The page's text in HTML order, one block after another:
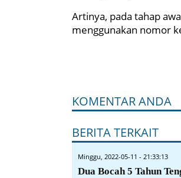
Artinya, pada tahap
menggunakan nomor
KOMENTAR ANDA
BERITA TERKAIT
Minggu, 2022-05-11 - 21:33:13
Dua Bocah 5 Tahun